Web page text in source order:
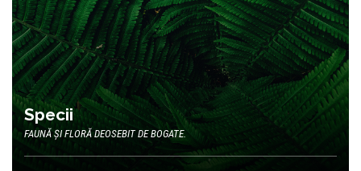
Specii
FAUNĂ ȘI FLORĂ DEOSEBIT DE BOGATE.